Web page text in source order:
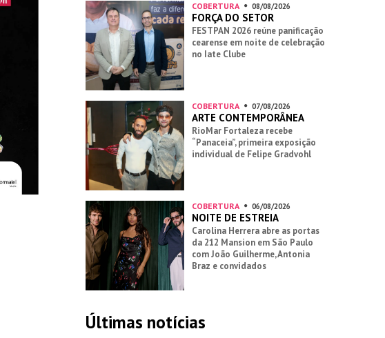
COBERTURA 08/08/2026
FORÇA DO SETOR
FESTPAN 2026 reúne panificação
cearense em noite de celebração
no Iate Clube
COBERTURA 07/08/2026
ARTE CONTEMPORÂNEA
RioMar Fortaleza recebe
“Panaceia”, primeira exposição
individual de Felipe Gradvohl
COBERTURA 06/08/2026
NOITE DE ESTREIA
Carolina Herrera abre as portas
da 212 Mansion em São Paulo
com João Guilherme, Antonia
Braz e convidados
Últimas notícias